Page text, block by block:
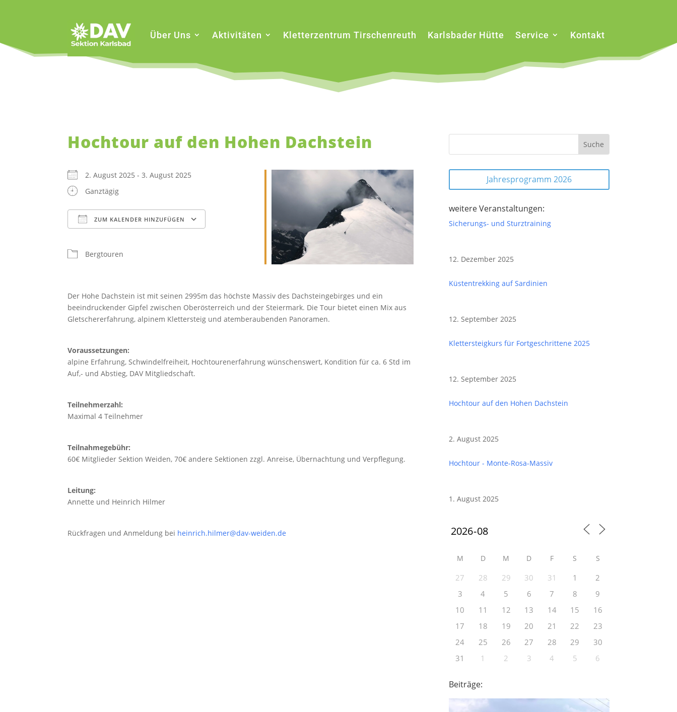
Über Uns Aktivitäten Kletterzentrum Tirschenreuth Karlsbader Hütte Service Kontakt
Hochtour auf den Hohen Dachstein
2. August 2025 - 3. August 2025
Ganztägig
ZUM KALENDER HINZUFÜGEN
Bergtouren
Der Hohe Dachstein ist mit seinen 2995m das höchste Massiv des Dachsteingebirges und ein
beeindruckender Gipfel zwischen Oberösterreich und der Steiermark. Die Tour bietet einen Mix aus
Gletschererfahrung, alpinem Klettersteig und atemberaubenden Panoramen.
Voraussetzungen:
alpine Erfahrung, Schwindelfreiheit, Hochtourenerfahrung wünschenswert, Kondition für ca. 6 Std im
Auf,- und Abstieg, DAV Mitgliedschaft.
Teilnehmerzahl:
Maximal 4 Teilnehmer
Teilnahmegebühr:
60€ Mitglieder Sektion Weiden, 70€ andere Sektionen zzgl. Anreise, Übernachtung und Verpflegung.
Leitung:
Annette und Heinrich Hilmer
Rückfragen und Anmeldung bei heinrich.hilmer@dav-weiden.de
Jahresprogramm 2026
weitere Veranstaltungen:
Sicherungs- und Sturztraining
12. Dezember 2025
Küstentrekking auf Sardinien
12. September 2025
Klettersteigkurs für Fortgeschrittene 2025
12. September 2025
Hochtour auf den Hohen Dachstein
2. August 2025
Hochtour - Monte-Rosa-Massiv
1. August 2025
M D M D F S S
27 28 29 30 31 1
2
3
4 5 6 7 8
9
10
11 12 13 14 15
16
17
18 19 20 21 22
23
24
25 26 27 28 29
30
31
1 2 3 4 5 6
Beiträge: